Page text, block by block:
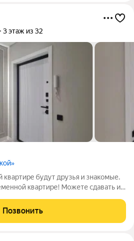
3 этаж из 32
квартире будут друзья и знакомые.
квартире! Можете сдавать и
Евро-3х комнатная квартира, 70
Позвонить